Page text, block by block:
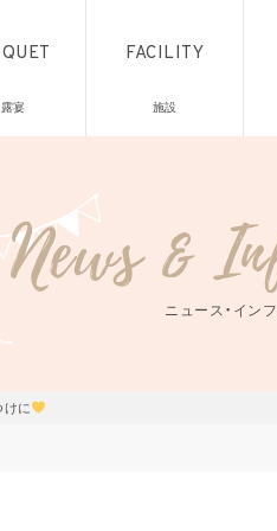
宴
FACILITY
施設
ニュース・イン
に